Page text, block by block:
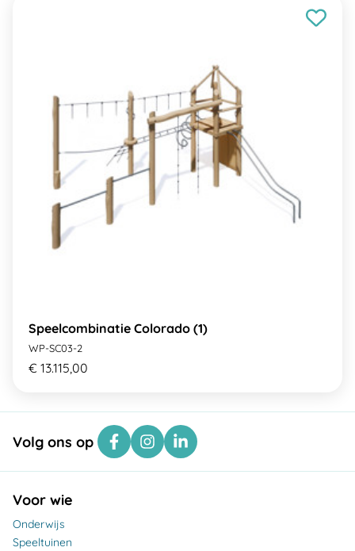
Speelcombinatie Colorado (1)
WP-SC03-2
€ 13.115,00
Volg ons op
Voor wie
Onderwijs
Speeltuinen